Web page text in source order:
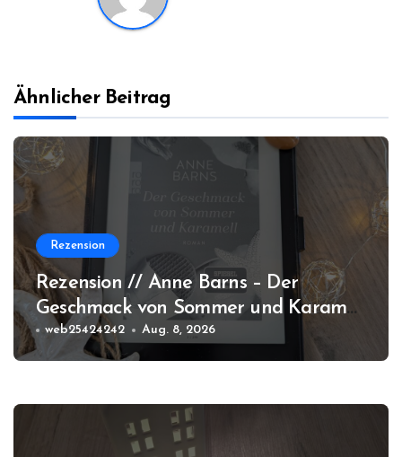
Ähnlicher Beitrag
Rezension
Rezension // Anne Barns – Der
Geschmack von Sommer und Karamell
(Amrum #3)
web25424242 Aug. 8, 2026